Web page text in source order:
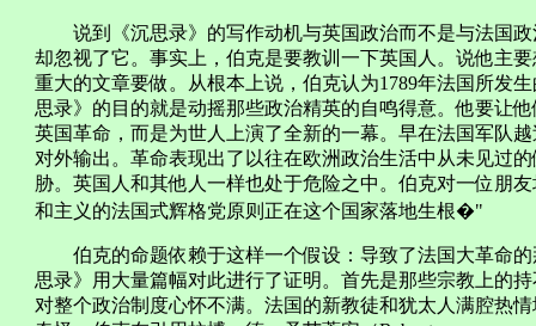
说到《沉思录》的写作动机与英国政治而不是与法国政
却忽视了它。事实上，伯克是要教训一下英国人。说他主
重大的文章要做。从根本上说，伯克认为1789年法国所发
思录》的目的就是动摇那些政治精英的自鸣得意。他要让
英国革命，而是为世人上演了全新的一幕。早在法国军队
对外输出。革命表现出了以往在欧洲政治生活中从未见过
胁。英国人和其他人一样也处于危险之中。伯克对一位朋
和主义的法国式辉格党原则正在这个国家落地生根�"
伯克的命题依赖于这样一个假设：导致了法国大革命的
思录》用大量篇幅对此进行了证明。首先是那些宗教上的
对整个政治制度心怀不满。法国的新教徒和犹太人满腔热